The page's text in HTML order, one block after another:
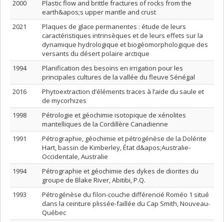
2000
Plastic flow and brittle fractures of rocks from the
earth&apos;s upper mantle and crust
2021
Plaques de glace permanentes : étude de leurs
caractéristiques intrinsèques et de leurs effets sur la
dynamique hydrologique et biogéomorphologique des
versants du désert polaire arctique
1994
Planification des besoins en irrigation pour les
principales cultures de la vallée du fleuve Sénégal
2016
Phytoextraction d’éléments traces à l’aide du saule et
de mycorhizes
1998
Pétrologie et géochimie isotopique de xénolites
mantelliques de la Cordillère Canadienne
1991
Pétrographie, géochimie et pétrogénèse de la Dolérite
Hart, bassin de Kimberley, État d&apos;Australie-
Occidentale, Australie
1994
Pétrographie et géochimie des dykes de diorites du
groupe de Blake River, Abitibi, P.Q.
1993
Pétrogénèse du filon-couche différencié Roméo 1 situé
dans la ceinture plissée-faillée du Cap Smith, Nouveau-
Québec